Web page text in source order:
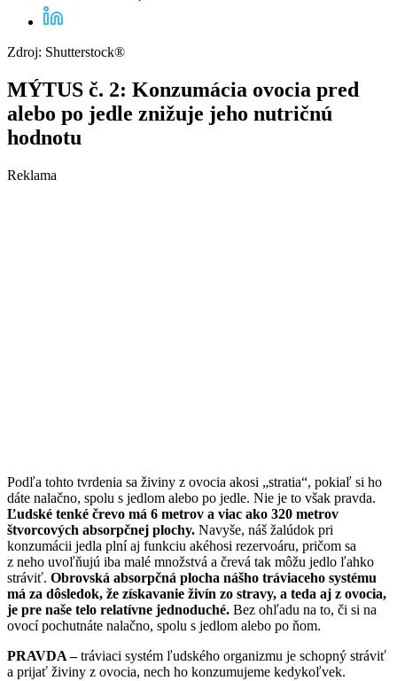
Zdroj: Shutterstock®
MÝTUS č. 2: Konzumácia ovocia pred
alebo po jedle znižuje jeho nutričnú
hodnotu
Reklama
Podľa tohto tvrdenia sa živiny z ovocia akosi „stratia“, pokiaľ si ho
dáte nalačno, spolu s jedlom alebo po jedle. Nie je to však pravda.
Ľudské tenké črevo má 6 metrov a viac ako 320 metrov
štvorcových absorpčnej plochy. Navyše, náš žalúdok pri
konzumácii jedla plní aj funkciu akéhosi rezervoáru, pričom sa
z neho uvoľňujú iba malé množstvá a črevá tak môžu jedlo ľahko
stráviť. Obrovská absorpčná plocha nášho tráviaceho systému
má za dôsledok, že získavanie živín zo stravy, a teda aj z ovocia,
je pre naše telo relatívne jednoduché. Bez ohľadu na to, či si na
ovocí pochutnáte nalačno, spolu s jedlom alebo po ňom.
PRAVDA –tráviaci systém ľudského organizmu je schopný stráviť
a prijať živiny z ovocia, nech ho konzumujeme kedykoľvek.